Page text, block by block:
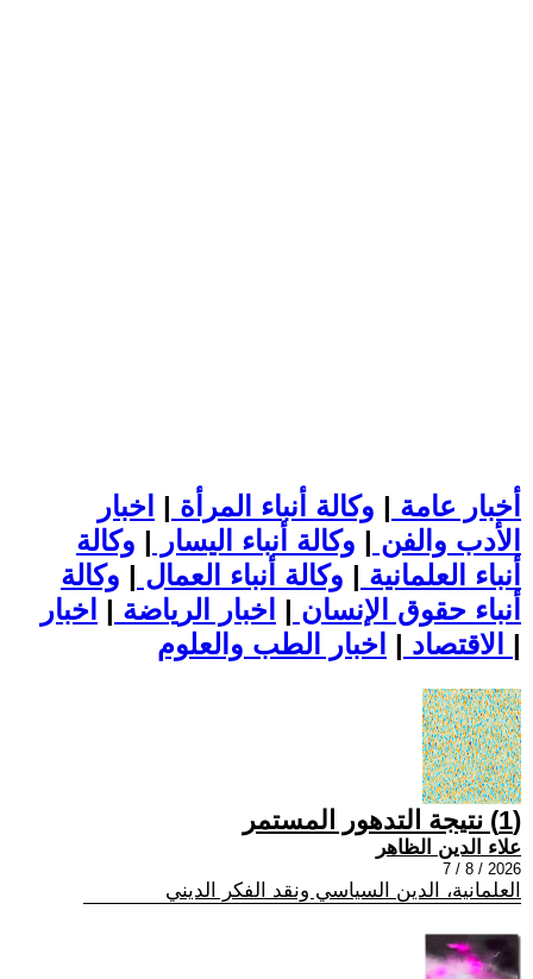
أخبار عامة | وكالة أنباء المرأة | اخبار
الأدب والفن | وكالة أنباء اليسار | وكالة
أنباء العلمانية | وكالة أنباء العمال | وكالة
أنباء حقوق الإنسان | اخبار الرياضة | اخبار
الاقتصاد | |
(1) نتيجة التدهور المستمر
علاء الدين الظاهر
2026 / 8 / 7
العلمانية، الدين السياسي ونقد الفكر الديني